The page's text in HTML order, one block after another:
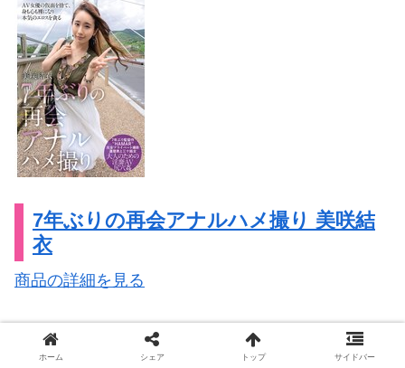
7年ぶりの再会アナルハメ撮り 美咲結
衣
商品の詳細を見る
ホーム シェア トップ サイドバー